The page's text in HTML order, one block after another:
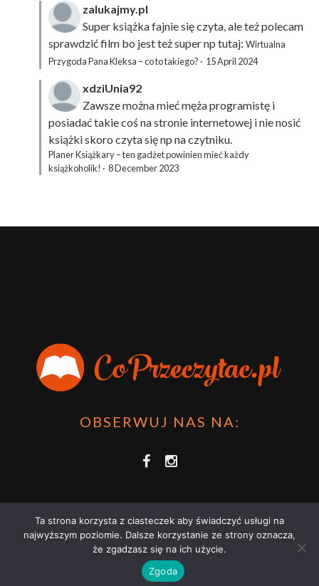
zalukajmy.pl
Super książka fajnie się czyta, ale też polecam
sprawdzić film bo jest też super np tutaj: Wirtualna
Przygoda Pana Kleksa – co to takiego? · 15 April 2024
xdziUnia92
Zawsze można mieć męża programistę i
posiadać takie coś na stronie internetowej i nie nosić
książki skoro czyta się np na czytniku.
Planer Książkary – ten gadżet powinien mieć każdy
książkoholik! · 8 December 2023
OBSERWUJ NAS NA:
COPRZECZYTAĆ.PL 2021 | STRONA WYKORZYSTUJE PLIKI COOKIES |
POLITYKĄ PRYWATNOŚCI
Ta strona korzysta z ciasteczek aby świadczyć usługi na
najwyższym poziomie. Dalsze korzystanie ze strony oznacza,
że zgadzasz się na ich użycie.
Zgoda